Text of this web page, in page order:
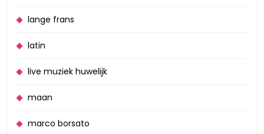
lange frans
latin
live muziek huwelijk
maan
marco borsato